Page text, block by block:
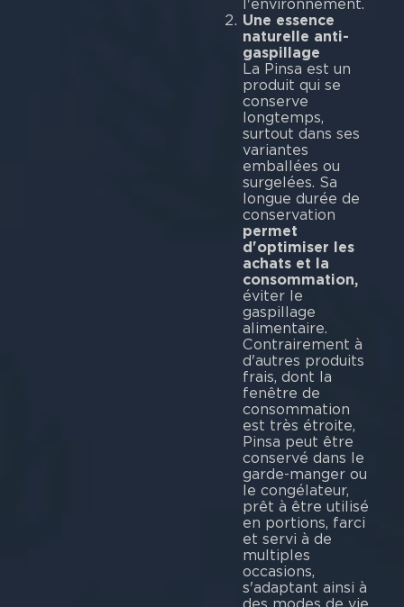
l'environnement.
Une essence
naturelle anti-
gaspillage
La Pinsa est un
produit qui se
conserve
longtemps,
surtout dans ses
variantes
emballées ou
surgelées. Sa
longue durée de
conservation
permet
d'optimiser les
achats et la
consommation,
éviter le
gaspillage
alimentaire.
Contrairement à
d'autres produits
frais, dont la
fenêtre de
consommation
est très étroite,
Pinsa peut être
conservé dans le
garde-manger ou
le congélateur,
prêt à être utilisé
en portions, farci
et servi à de
multiples
occasions,
s'adaptant ainsi à